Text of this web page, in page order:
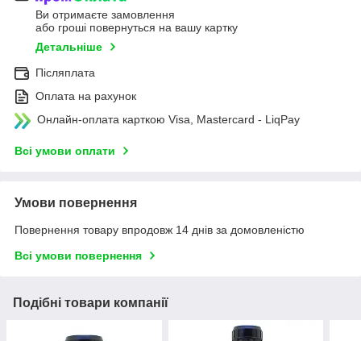
Ви отримаєте замовлення
або гроші повернуться на вашу картку
Детальніше
Післяплата
Оплата на рахунок
Онлайн-оплата карткою Visa, Mastercard - LiqPay
Всі умови оплати
Умови повернення
Повернення товару впродовж 14 днів за домовленістю
Всі умови повернення
Подібні товари компанії